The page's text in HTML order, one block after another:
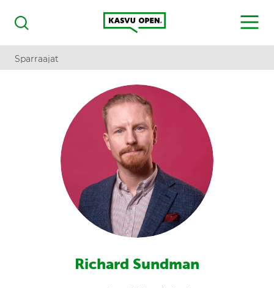
Haku
Kasvu Open
MENU
Sparraajat
Richard Sundman